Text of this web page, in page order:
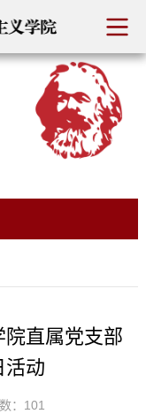
院直属党支部
活动
： 101